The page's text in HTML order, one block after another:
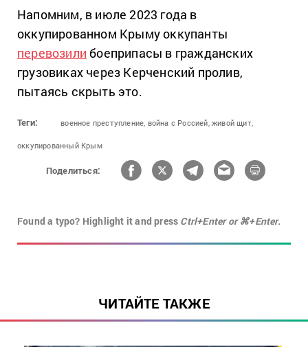
Напомним, в июле 2023 года в
оккупированном Крыму оккупанты
перевозили боеприпасы в гражданских
грузовиках через Керченский пролив,
пытаясь скрыть это.
Теги: военное преступление, война с Россией, живой щит,
оккупированный Крым
Поделиться:
Found a typo? Highlight it and press Ctrl+Enter or ⌘+Enter.
ЧИТАЙТЕ ТАКЖЕ